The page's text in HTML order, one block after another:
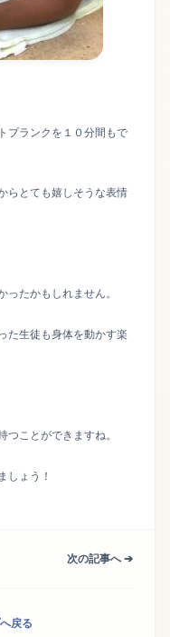
プランクを１０分間もで
らとても嬉しそうな表情
たかもしれません。
た生徒も身体を動かす楽
ことができますね。
しょう！
次の記事へ ➔
戻る